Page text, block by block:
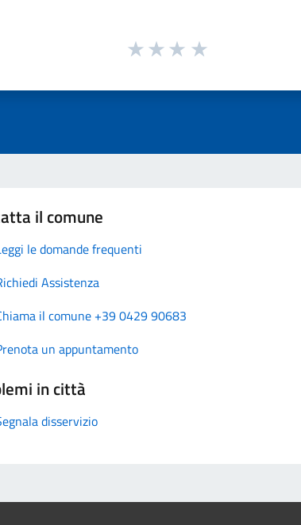
il comune
le domande frequenti
Assistenza
il comune +39 0429 90683
un appuntamento
in città
disservizio